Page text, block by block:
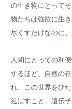
の生き物にとって
物たちは強欲に生
尽くすだけなのに
人間にとっての利
するほど、自然の
れ、この世界をひ
延ばすこと、遺伝